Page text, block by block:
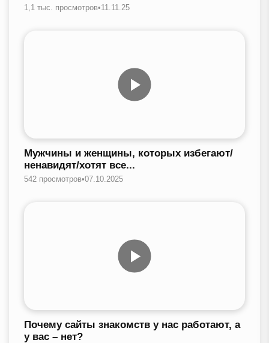
1,1 тыс. просмотров•11.11.25
Мужчины и женщины, которых избегают/
ненавидят/хотят все...
542 просмотров•07.10.2025
Почему сайты знакомств у нас работают, а
у вас – нет?